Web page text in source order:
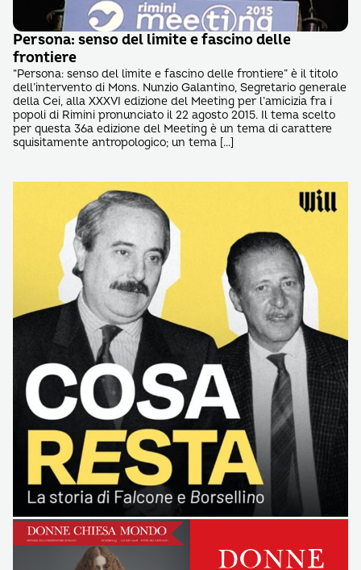
Persona: senso del limite e fascino delle
frontiere
“Persona: senso del limite e fascino delle frontiere” è il titolo
dell’intervento di Mons. Nunzio Galantino, Segretario generale
della Cei, alla XXXVI edizione del Meeting per l’amicizia fra i
popoli di Rimini pronunciato il 22 agosto 2015. Il tema scelto
per questa 36a edizione del Meeting è un tema di carattere
squisitamente antropologico; un tema […]